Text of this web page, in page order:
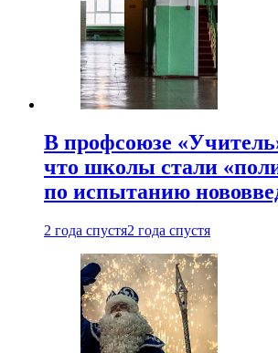
В профсоюзе
что школы стали
по испытанию
2 года спустя2 года спустя